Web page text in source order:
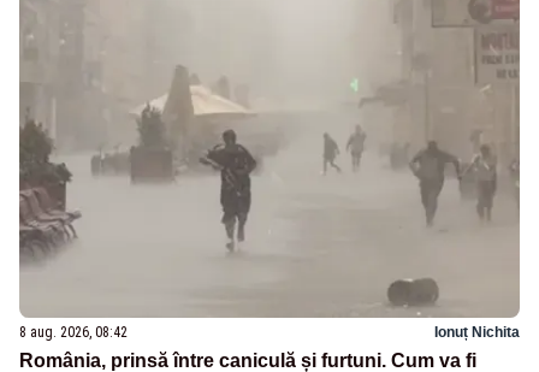
8 aug. 2026, 08:42 Ionuț Nichita
România, prinsă între caniculă și furtuni. Cum va fi